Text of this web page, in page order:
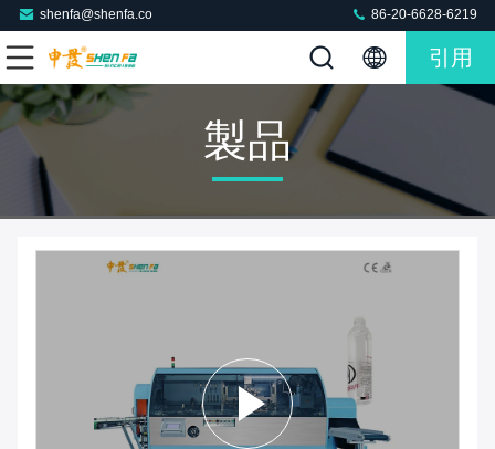
shenfa@shenfa.co 86-20-6628-6219
引用
製品